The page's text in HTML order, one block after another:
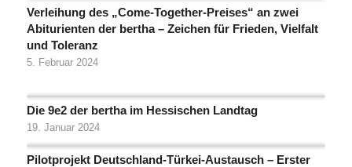
Verleihung des „Come-Together-Preises“ an zwei
Abiturienten der bertha – Zeichen für Frieden, Vielfalt
und Toleranz
5. Februar 2024
Die 9e2 der bertha im Hessischen Landtag
19. Januar 2024
Pilotprojekt Deutschland-Türkei-Austausch – Erster